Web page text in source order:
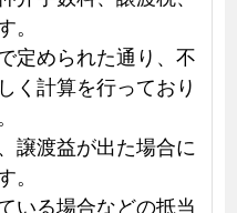
定められた通り、不
く計算を行っており
譲渡益が出た場合に
いる場合などの抵当